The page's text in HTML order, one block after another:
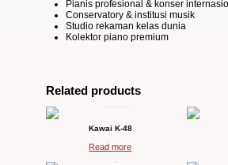
Pianis profesional & konser
Conservatory & institusi musik
Studio rekaman kelas dunia
Kolektor piano premium
Related products
Kawai K-48
Read more